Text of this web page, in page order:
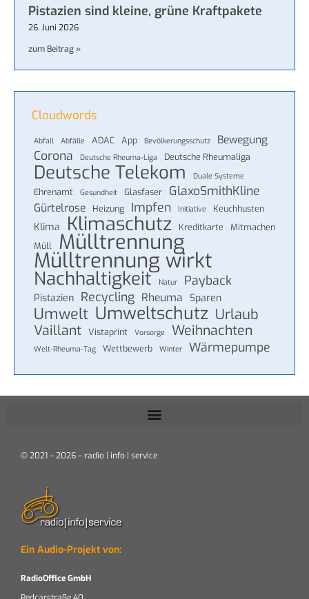
Pistazien sind kleine, grüne Kraftpakete
26. Juni 2026
zum Beitrag »
Cloudwords
Abfall Abfälle ADAC App Bevölkerungsschutz Bewegung
Corona Deutsche Rheuma-Liga Deutsche Rheumaliga
Deutsche Telekom Duale Systeme
Ehrenamt Gesundheit Glasfaser GlaxoSmithKline
Gürtelrose Heizung Impfen Initiative Keuchhusten
Klima Klimaschutz Kreditkarte
Mitmachen
Müll
Mülltrennung
Mülltrennung wirkt
Nachhaltigkeit Natur Payback
Pistazien Recycling Rheuma Sparen
Umwelt Umweltschutz Urlaub
Vaillant Vistaprint Vorsorge Weihnachten
Welt-Rheuma-Tag Wettbewerb Winter Wärmepumpe
© 2021 – 2026 – radio | info | service
Ein Audio-Projekt von:
RadioOffice GmbH